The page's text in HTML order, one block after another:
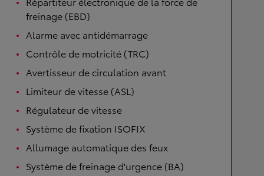
freinage (EBD)
Alarme avec antidémarrage
Contrôle de motricité (TRC)
Avertisseur de circulation avant
Limiteur de vitesse (ASL)
Régulateur de vitesse
Système de fixation ISOFIX
Allumage automatique des feux
Système de freinage d'urgence (BA)